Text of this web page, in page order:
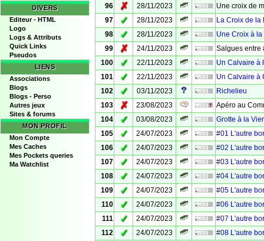
DIVERS
Editeur - HTML
Logo
Logs & Attributs
Quick Links
Pseudos
LIENS
Associations
Blogs
Blogs - Perso
Autres jeux
Sites & forums
MON PROFIL
Mon Compte
Mes Caches
Mes Pockets queries
Ma Watchlist
96
✗ 28/11/2023
Une croix de
97
✓ 28/11/2023
La Croix de la
98
✓ 28/11/2023
Une Croix à
99
✗ 24/11/2023
Salgues entre
100
✓ 22/11/2023
Un Calvaire à
101
✓ 22/11/2023
Un Calvaire à
102
✓ 03/11/2023
Richelieu
103
✗ 23/08/2023
Apéro au
104
✓ 03/08/2023
Grotte à la
105
✓ 24/07/2023
#01 L'autre
106
✓ 24/07/2023
#02 L'autre
107
✓ 24/07/2023
#03 L'autre
108
✓ 24/07/2023
#04 L'autre
109
✓ 24/07/2023
#05 L'autre
110
✓ 24/07/2023
#06 L'autre
111
✓ 24/07/2023
#07 L'autre
112
✓ 24/07/2023
#08 L'autre